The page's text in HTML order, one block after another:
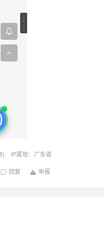
IP属地：广东省
回复 举报